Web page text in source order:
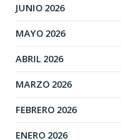
JUNIO 2026
MAYO 2026
ABRIL 2026
MARZO 2026
FEBRERO 2026
ENERO 2026